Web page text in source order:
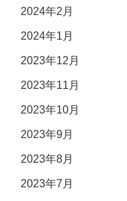
2024年2月
2024年1月
2023年12月
2023年11月
2023年10月
2023年9月
2023年8月
2023年7月